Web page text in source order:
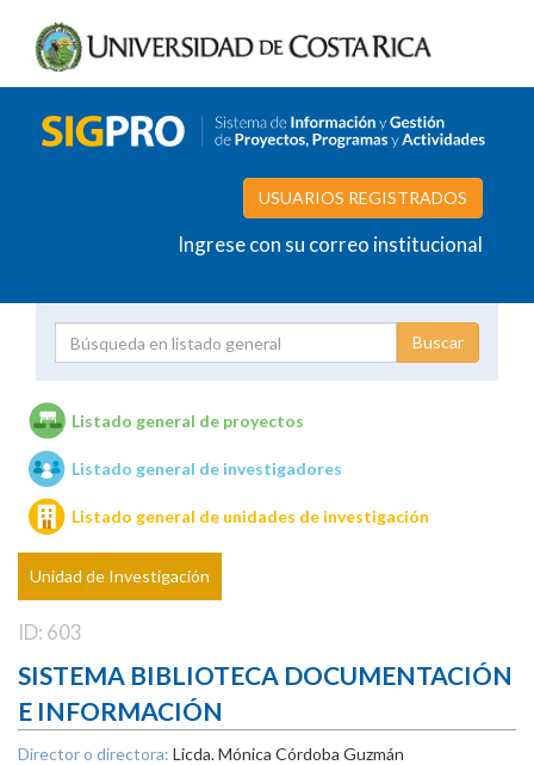
USUARIOS REGISTRADOS
Ingrese con su correo institucional
Unidades de investigación
Listado general de proyectos
Listado general de investigadores
Listado general de unidades de investigación
Unidad de Investigación
ID: 603
SISTEMA BIBLIOTECA DOCUMENTACIÓN
E INFORMACIÓN
Director o directora: Licda. Mónica Córdoba Guzmán